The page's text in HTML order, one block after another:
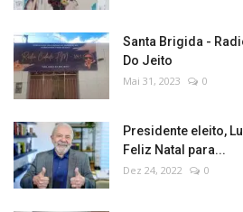
Santa Brigida -
Do Jeito
Mai 31, 2023 0
Presidente eleito,
Feliz Natal para...
Dez 24, 2022 0